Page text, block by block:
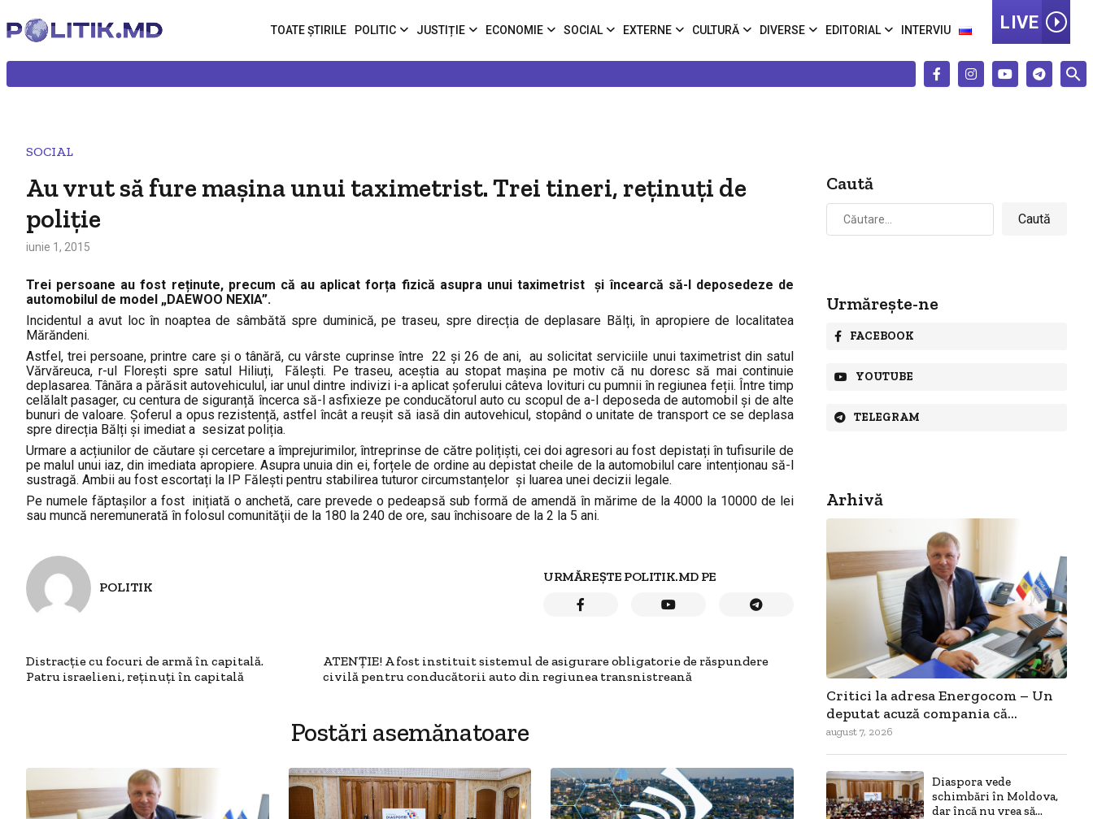
TOATE ȘTIRILE POLITIC JUSTIȚIE ECONOMIE SOCIAL EXTERNE CULTURĂ DIVERSE EDITORIAL INTERVIU LIVE
SOCIAL
Au vrut să fure mașina unui taximetrist. Trei tineri, reținuți de
poliție
iunie 1, 2015
Trei persoane au fost reținute, precum că au aplicat forța fizică asupra unui taximetrist și încearcă să-l deposedeze de
automobilul de model „DAEWOO NEXIA”.
Incidentul a avut loc în noaptea de sâmbătă spre duminică, pe traseu, spre direcția de deplasare Bălți, în apropiere de localitatea
Mărăndeni.
Astfel, trei persoane, printre care și o tânără, cu vârste cuprinse între 22 și 26 de ani, au solicitat serviciile unui taximetrist din satul
Vărvăreuca, r-ul Florești spre satul Hiliuți, Fălești. Pe traseu, aceștia au stopat mașina pe motiv că nu doresc să mai continuie
deplasarea. Tânăra a părăsit autovehiculul, iar unul dintre indivizi i-a aplicat șoferului câteva lovituri cu pumnii în regiunea feții. Între timp
celălalt pasager, cu centura de siguranță încerca să-l asfixieze pe conducătorul auto cu scopul de a-l deposeda de automobil și de alte
bunuri de valoare. Șoferul a opus rezistență, astfel încât a reușit să iasă din autovehicul, stopând o unitate de transport ce se deplasa
spre direcția Bălți și imediat a sesizat poliția.
Urmare a acțiunilor de căutare și cercetare a împrejurimilor, întreprinse de către polițiști, cei doi agresori au fost depistați în tufisurile de
pe malul unui iaz, din imediata apropiere. Asupra unuia din ei, forțele de ordine au depistat cheile de la automobilul care intenționau să-l
sustragă. Ambii au fost escortați la IP Fălești pentru stabilirea tuturor circumstanțelor și luarea unei decizii legale.
Pe numele făptașilor a fost inițiată o anchetă, care prevede o pedeapsă sub formă de amendă în mărime de la 4000 la 10000 de lei
sau muncă neremunerată în folosul comunităţii de la 180 la 240 de ore, sau închisoare de la 2 la 5 ani.
POLITIK
URMĂREȘTE POLITIK.MD PE
Distracție cu focuri de armă în capitală.
Patru israelieni, reținuți în capitală
ATENȚIE! A fost instituit sistemul de asigurare obligatorie de răspundere
civilă pentru conducătorii auto din regiunea transnistreană
Postări asemănatoare
Caută
Caută
după:
Urmărește-ne
FACEBOOK
YOUTUBE
TELEGRAM
Arhivă
Critici la adresa Energocom – Un
deputat acuză compania că...
august 7, 2026
Diaspora vede
schimbări în Moldova,
dar încă nu vrea să...